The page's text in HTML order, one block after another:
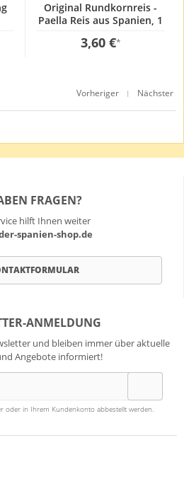
Original Rundkornreis -
Paella Reis aus Spanien, 1
3,60 €*
Vorheriger | Nächster
FRAGEN?
hilft Ihnen weiter
spanien-shop.de
ANMELDUNG
und bleiben immer über aktuelle
Angebote informiert!
oder in Ihrem Kundenkonto abbestellt werden.